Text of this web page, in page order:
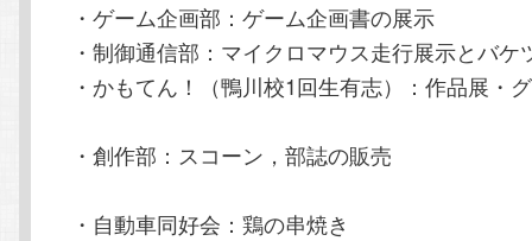
・ゲーム企画部：ゲーム企画書の展示
・制御通信部：マイクロマウス走行展示とバケ
・かもてん！（鴨川校1回生有志）：作品展・
・創作部：スコーン，部誌の販売
・自動車同好会：鶏の串焼き